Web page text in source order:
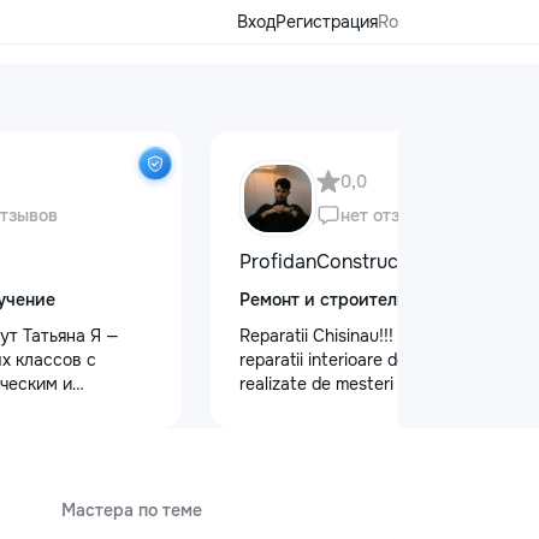
ВходРегистрацияRo
Татьяна Я —
классов с
и
письму, счёту
0,0
нет отзывов
ProfidanConstruct
Ремонт и строительство
Reparatii Chisinau!!! Oferim servicii de
reparatii interioare de calitate,
realizate de mesteri cu experienta.
Мастера по теме